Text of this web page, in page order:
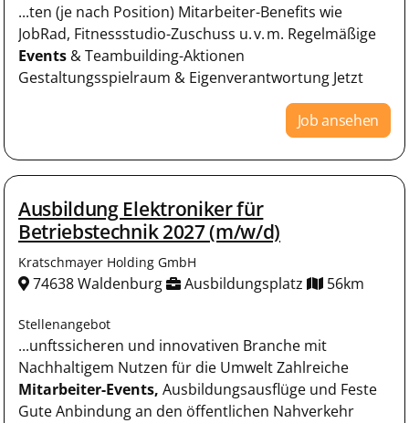
...ten (je nach Position) Mitarbeiter-Benefits wie
JobRad, Fitnessstudio-Zuschuss u. v. m. Regelmäßige
Events & Teambuilding-Aktionen
Gestaltungsspielraum & Eigenverantwortung Jetzt
Job ansehen
Ausbildung Elektroniker für
Betriebstechnik 2027 (m/w/d)
Kratschmayer Holding GmbH
74638 Waldenburg Ausbildungsplatz 56km
Stellenangebot
...unftssicheren und innovativen Branche mit
Nachhaltigem Nutzen für die Umwelt Zahlreiche
Mitarbeiter-Events, Ausbildungsausflüge und Feste
Gute Anbindung an den öffentlichen Nahverkehr